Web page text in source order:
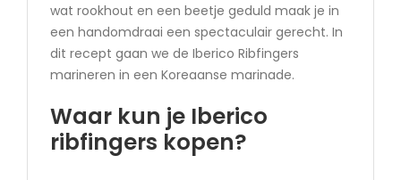
wat rookhout en een beetje geduld maak je in
een handomdraai een spectaculair gerecht. In
dit recept gaan we de Iberico Ribfingers
marineren in een Koreaanse marinade.
Waar kun je Iberico
ribfingers kopen?